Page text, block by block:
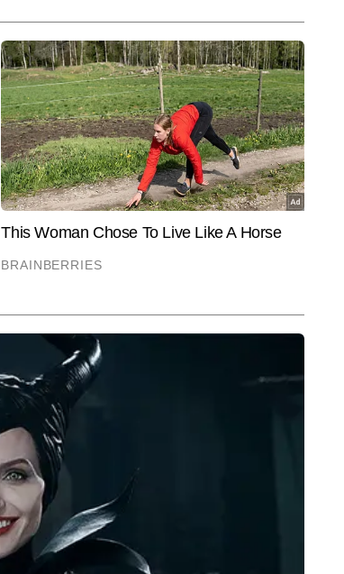
और एक्सप्लेनर शामिल हैं।